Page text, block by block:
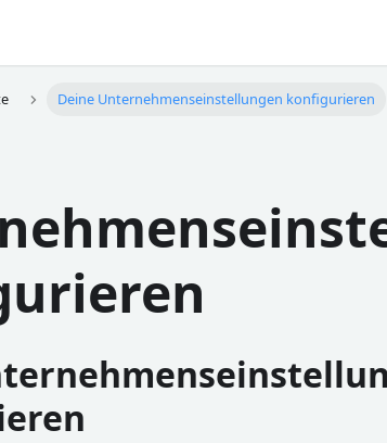
Deine Unternehmenseinstellungen konfigurieren